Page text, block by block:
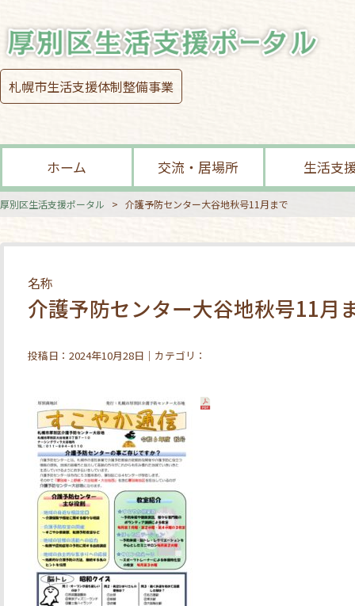
札幌市生活支援体制整備事業
ホーム 交流・居場所 生活支
厚別区生活支援ポータル > 介護予防センター大谷地秋号11月まで
名称
介護予防センター大谷地秋号11月
投稿日：2024年10月28日｜カテゴリ：